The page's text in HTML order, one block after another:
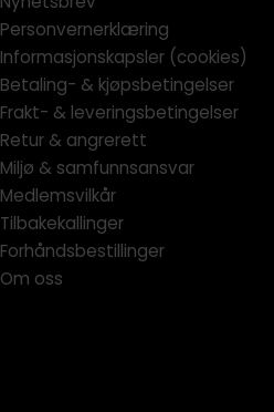
Personvernerklæring
Informasjonskapsler (cookies)
Betaling- & kjøpsbetingelser
Frakt- & leveringsbetingelser
Retur & angrerett
Miljø & samfunnsansvar
Medlemsvilkår
Tilbakekallinger
Forhåndsbestillinger
Om oss